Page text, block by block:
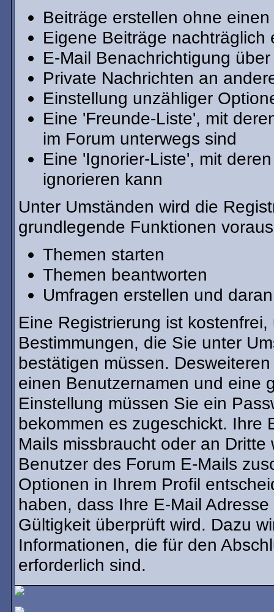
Beiträge erstellen ohne
Eigene Beiträge nachträglich
E-Mail Benachrichtigung
Private Nachrichten an
Einstellung unzähliger
Eine 'Freunde-Liste', mit
im Forum unterwegs sind
Eine 'Ignorier-Liste', mit
ignorieren kann
Unter Umständen wird die
grundlegende Funktionen
Themen starten
Themen beantworten
Umfragen erstellen und
Eine Registrierung ist
Bestimmungen, die Sie unter
bestätigen müssen.
einen Benutzernamen und eine
Einstellung müssen Sie ein
bekommen es zugeschickt. Ihre
Mails missbraucht oder an
Benutzer des Forum E-Mails
Optionen in Ihrem Profil
haben, dass Ihre E-Mail
Gültigkeit überprüft wird. Dazu
Informationen, die für den
erforderlich sind.